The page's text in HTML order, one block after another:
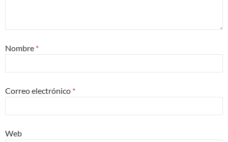
Nombre *
Correo electrónico *
Web